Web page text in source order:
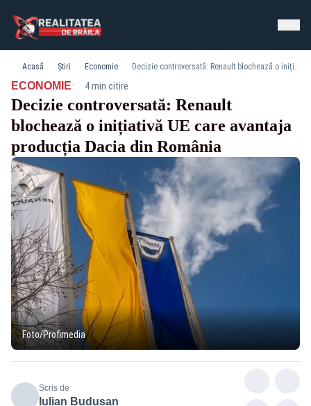
Acasă Știri Economie Decizie controversată: Renault blochează o inițiativă UE care avantaja producția Dacia din România
ECONOMIE· 4 min citire
Decizie controversată: Renault
blochează o inițiativă UE care avantaja
producția Dacia din România
Foto/Profimedia
Scris de
Iulian Budusan